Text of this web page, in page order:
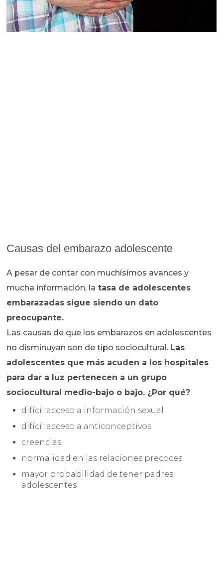
Causas del embarazo adolescente
A pesar de contar con muchísimos avances y
mucha información, la tasa de adolescentes
embarazadas sigue siendo un dato
preocupante.
Las causas de que los embarazos en adolescentes
no disminuyan son de tipo sociocultural. Las
adolescentes que más acuden a los hospitales
para dar a luz pertenecen a un grupo
sociocultural medio-bajo o bajo. ¿Por qué?
difícil acceso a información sexual
difícil acceso a anticonceptivos
creencias
normalidad en las relaciones precoces
mayor probabilidad de tener padres
adolescentes